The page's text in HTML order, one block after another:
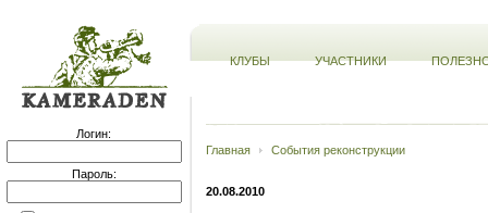
Логин:
Пароль:
КЛУБЫ УЧАСТНИКИ
Главная События реконструкции
20.08.2010